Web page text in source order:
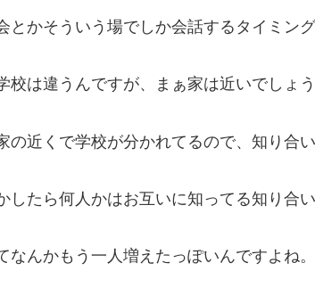
とかそういう場でしか会話するタイミン
校は違うんですが、まぁ家は近いでしょう
の近くで学校が分かれてるので、知り合
したら何人かはお互いに知ってる知り合
なんかもう一人増えたっぽいんですよね。